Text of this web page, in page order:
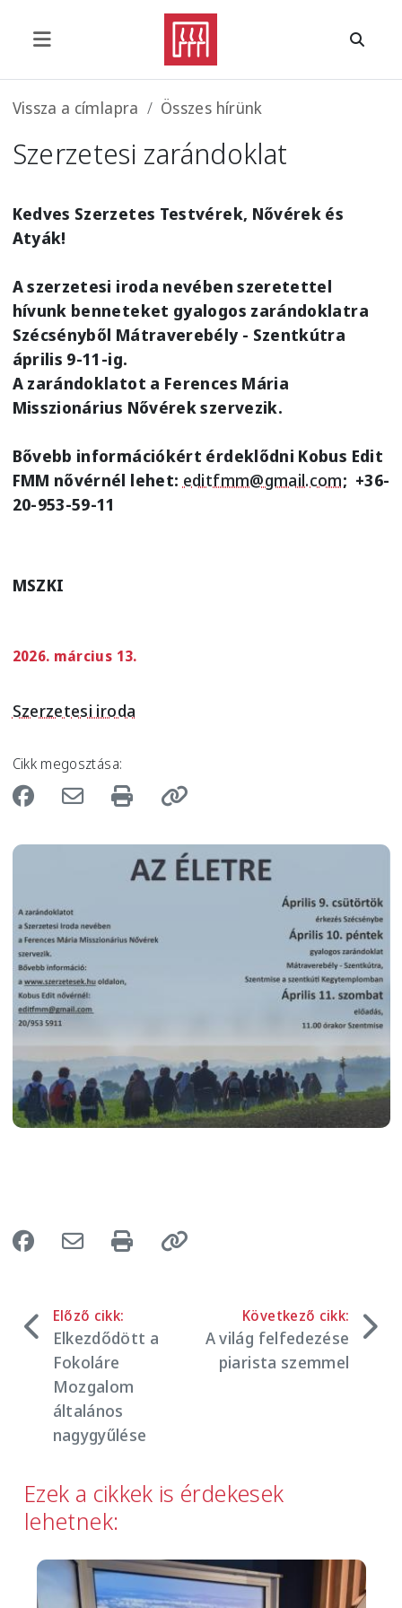
Morzsa
Vissza a címlapra Összes hírünk
Szerzetesi zarándoklat
Kedves Szerzetes Testvérek, Nővérek és
Atyák!
A szerzetesi iroda nevében szeretettel
hívunk benneteket gyalogos zarándoklatra
Szécsényből Mátraverebély - Szentkútra
április 9-11-ig.
A zarándoklatot a Ferences Mária
Misszionárius Nővérek szervezik.
Bővebb információkért érdeklődni Kobus Edit
FMM nővérnél lehet: editfmm@gmail.com; +36-
20-953-59-11
MSZKI
2026. március 13.
Szerzetesi iroda
Cikk megosztása:
Image
Előző cikk:
Elkezdődött a
Fokoláre
Mozgalom
általános
nagygyűlése
Következő cikk:
A világ felfedezése
piarista szemmel
Ezek a cikkek is érdekesek
lehetnek:
Image